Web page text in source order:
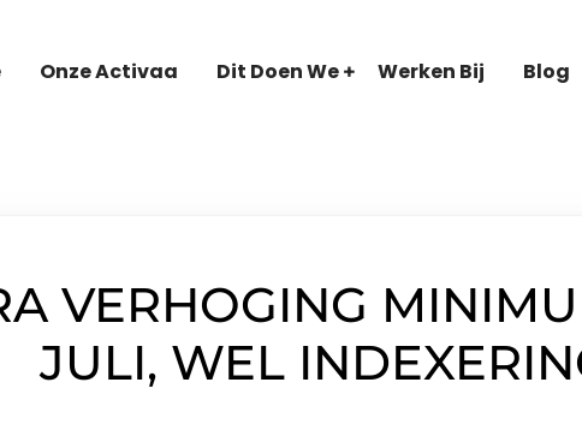
Onze Activaa Dit Doen We Werken Bij Blog
VERHOGING
JULI, WEL